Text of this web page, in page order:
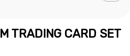
TRADING CARD SET